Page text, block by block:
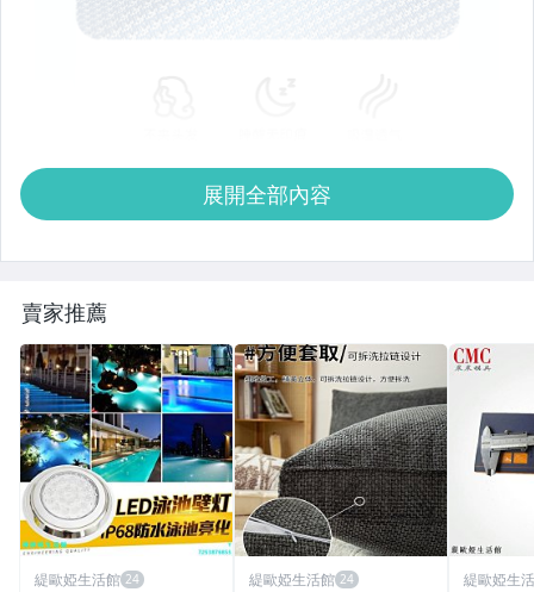
展開全部內容
賣家推薦
緹歐婭生活館 緹歐婭生活館 緹歐婭生